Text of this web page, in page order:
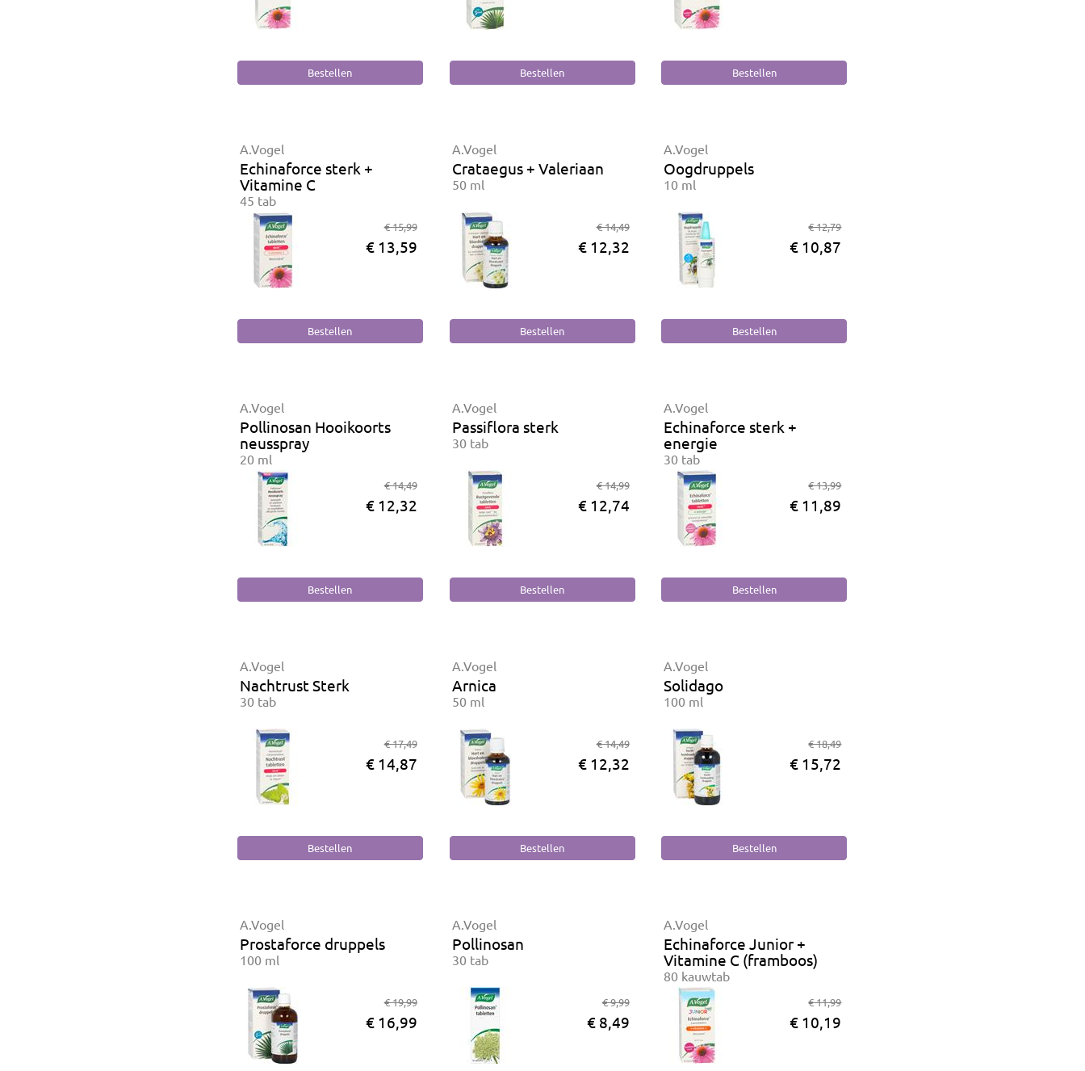
A.Vogel
Echinaforce sterk +
Vitamine C
45 tab
€ 15,99
€ 13,59
A.Vogel
Crataegus + Valeriaan
50 ml
€ 14,49
€ 12,32
A.Vogel
Oogdruppels
10 ml
€ 12,79
€ 10,87
A.Vogel
Pollinosan Hooikoorts
neusspray
20 ml
€ 14,49
€ 12,32
A.Vogel
Passiflora sterk
30 tab
€ 14,99
€ 12,74
A.Vogel
Echinaforce sterk +
energie
30 tab
€ 13,99
€ 11,89
A.Vogel
Nachtrust Sterk
30 tab
€ 17,49
€ 14,87
A.Vogel
Arnica
50 ml
€ 14,49
€ 12,32
A.Vogel
Solidago
100 ml
€ 18,49
€ 15,72
A.Vogel
Prostaforce druppels
100 ml
€ 19,99
€ 16,99
A.Vogel
Pollinosan
30 tab
€ 9,99
€ 8,49
A.Vogel
Echinaforce Junior +
Vitamine C (framboos)
80 kauwtab
€ 11,99
€ 10,19